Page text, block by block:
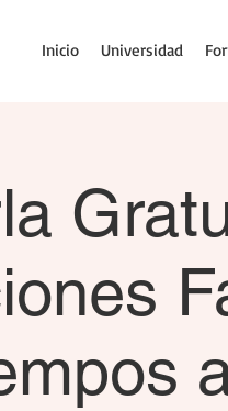
Inicio Universidad